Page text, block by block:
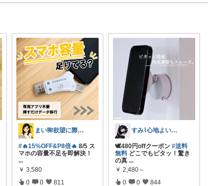
まい🌺欲望に際限なしフルタイムワーママ
#🔥15%OFF&P8倍🔥 8/5 ス
マホの容量不足を即解決！
...
￥ 3,580
0 0 811
すみ⌇心地よい暮らし🐈♡
🕊480円offクーポン#送料
無料 どこでもピタッ！驚き
の真 ...
￥ 2,480～
0 0 844